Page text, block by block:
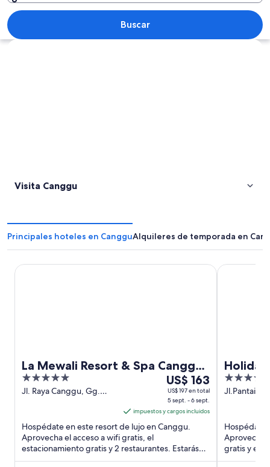
Un pueblo costero con playa, casas
Buscar
Ver mapa
Visita Canggu
Principales hoteles en CangguAlquileres de temporada en
La Mewali Resort & Spa Canggu
by Ini Vie Hospitality
5
out
Jl. Raya Canggu, Gg.
Utara, Kabupaten
Badung, Bali Canggu Bali
Del
5
sept
al
6
el
US$ 163
US$ 197 en total
5 sept. - 6 sept.
impuestos y cargos incluidos
Hospédate en este resort de lujo en Canggu.
Aprovecha el acceso a wifi gratis, el
estacionamiento gratis y 2 restaurantes. Estarás
muy cerca de atracciones como ...
La Mewali Resort & Spa Canggu by Ini Vie Hospitality
Holiday
by IHG
5
out
Jl.Pantai
Hospédate
Aprovecha
gratis y el
destacan la
Holiday Inn